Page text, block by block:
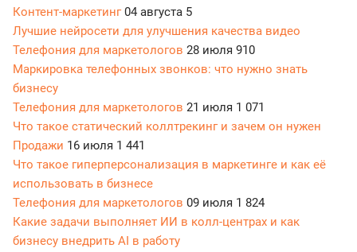
Контент-маркетинг04 августа 5
Лучшие нейросети для улучшения качества видео
Телефония для маркетологов 28 июля 910
Маркировка телефонных звонков: что нужно знать
бизнесу
Телефония для маркетологов 21 июля 1 071
Что такое статический коллтрекинг и зачем он нужен
Продажи 16 июля 1 441
Что такое гиперперсонализация в маркетинге и как её
использовать в бизнесе
Телефония для маркетологов 09 июля 1 824
Какие задачи выполняет ИИ в колл-центрах и как
бизнесу внедрить AI в работу